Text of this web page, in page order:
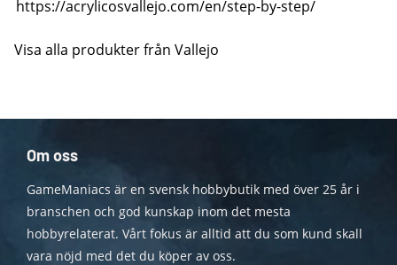
https://acrylicosvallejo.com/en/step-by-step/
Visa alla produkter från Vallejo
Om oss
GameManiacs är en svensk hobbybutik med över 25 år i
branschen och god kunskap inom det mesta
hobbyrelaterat. Vårt fokus är alltid att du som kund skall
vara nöjd med det du köper av oss.